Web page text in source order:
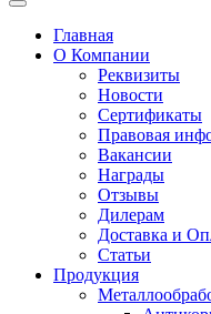
Главная
О Компании
Реквизиты
Новости
Сертификаты
Правовая
Вакансии
Награды
Отзывы
Дилерам
Доставка и
Статьи
Продукция